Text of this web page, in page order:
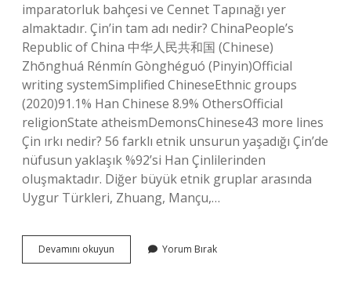
imparatorluk bahçesi ve Cennet Tapınağı yer
almaktadır. Çin’in tam adı nedir? ChinaPeople’s
Republic of China 中华人民共和国 (Chinese)
Zhōnghuá Rénmín Gònghéguó (Pinyin)Official
writing systemSimplified ChineseEthnic groups
(2020)91.1% Han Chinese 8.9% OthersOfficial
religionState atheismDemonsChinese43 more lines
Çin ırkı nedir? 56 farklı etnik unsurun yaşadığı Çin’de
nüfusun yaklaşık %92’si Han Çinlilerinden
oluşmaktadır. Diğer büyük etnik gruplar arasında
Uygur Türkleri, Zhuang, Mançu,…
Devamını okuyun
Nedir
Yorum Bırak